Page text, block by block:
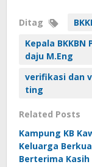
Ditag
Kepala
daju M.Eng
verifikasi dan
ting
Related Posts
Kampung KB
Keluarga
Berterima